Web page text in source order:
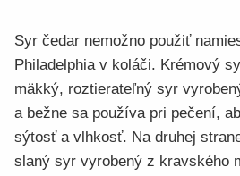
Syr čedar nemožno použiť
Philadelphia v koláči. Krémový
mäkký, roztierateľný syr
a bežne sa používa pri pečení,
sýtosť a vlhkosť. Na druhej
slaný syr vyrobený z kravského